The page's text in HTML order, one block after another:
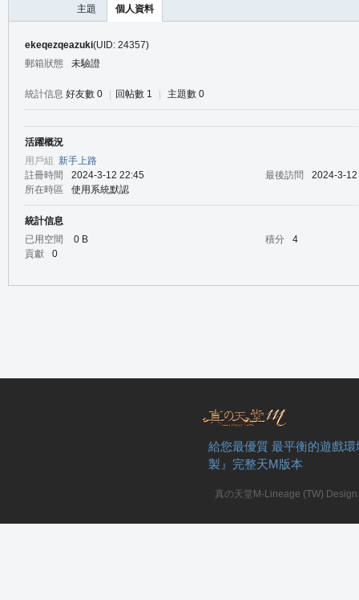
主題 個人資料
ekeqezqeazuki(UID: 24357)
郵箱狀態
未驗證
統計信息 好友數 0 回帖數 1 主題數 0
活躍概況
用戶組 新手上路
註冊時間
2024-3-12 22:45 最後訪問
2024-3-
所在時區
使用系統默認
統計信息
已用空間
0 B 積分
4
貢獻
0
給您最優質 最平衡的遊戲
製』完整天M版本
真の天堂M-Lineage (TW)